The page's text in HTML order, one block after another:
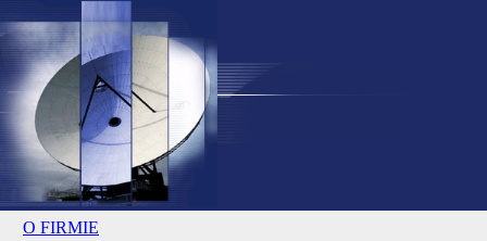
O FIRMIE